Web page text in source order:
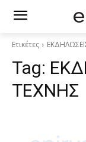
Ετικέτες
Tag:
ΤΕΧΝΗΣ